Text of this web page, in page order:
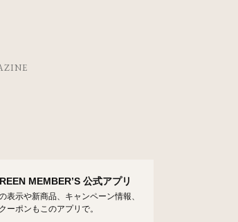
MEMBER’S 公式アプリ
表示や新商品、キャンペーン情報、
ーポンもこのアプリで。